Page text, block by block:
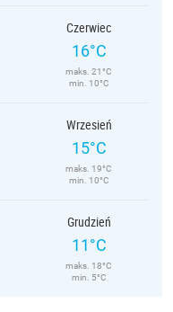
Czerwiec
16°C
maks. 21°C
min. 10°C
Wrzesień
15°C
maks. 19°C
min. 10°C
Grudzień
11°C
maks. 18°C
min. 5°C